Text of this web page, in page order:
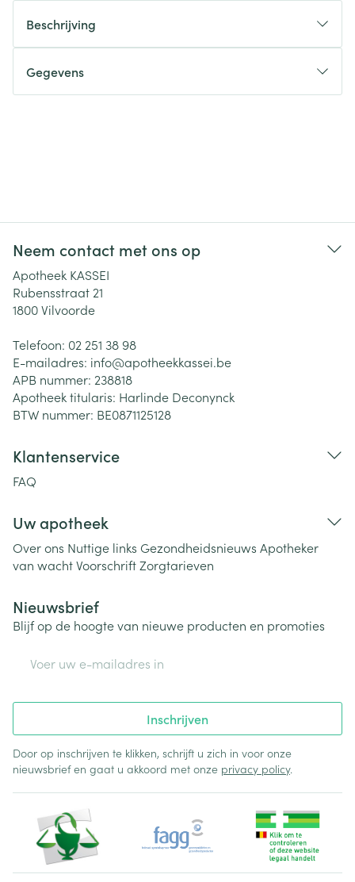
Beschrijving
Gegevens
Neem contact met ons op
Apotheek KASSEI
Rubensstraat 21
1800Vilvoorde
Telefoon: 02 251 38 98
E-mailadres: info@apotheekkassei.be
APB nummer: 238818
Apotheek titularis: Harlinde Deconynck
BTW nummer: BE0871125128
Klantenservice
FAQ
Uw apotheek
Over ons Nuttige links Gezondheidsnieuws Apotheker
van wachtVoorschriftZorgtarieven
Nieuwsbrief
Blijf op de hoogte van nieuwe producten en promoties
Inschrijven
Door op inschrijven te klikken, schrijft u zich in voor onze
nieuwsbrief en gaat u akkoord met onze privacy policy.